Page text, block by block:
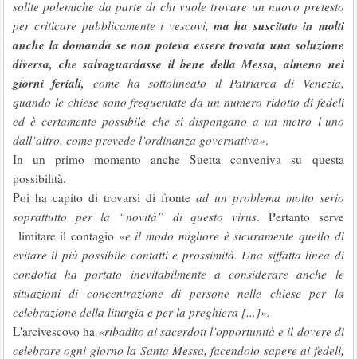
solite polemiche da parte di chi vuole trovare un nuovo pretesto
per criticare pubblicamente i vescovi, ma ha suscitato in molti
anche la domanda se non poteva essere trovata una soluzione
diversa, che salvaguardasse il bene della Messa, almeno nei
giorni feriali, come ha sottolineato il Patriarca di Venezia,
quando le chiese sono frequentate da un numero ridotto di fedeli
ed è certamente possibile che si dispongano a un metro l’uno
dall’altro, come prevede l’ordinanza governativa».
In un primo momento anche Suetta conveniva su questa
possibilità.
Poi ha capito di trovarsi di fronte ad un problema molto serio
soprattutto per la “novità” di questo virus. Pertanto serve
limitare il contagio «e il modo migliore è sicuramente quello di
evitare il più possibile contatti e prossimità. Una siffatta linea di
condotta ha portato inevitabilmente a considerare anche le
situazioni di concentrazione di persone nelle chiese per la
celebrazione della liturgia e per la preghiera [...]».
L'arcivescovo ha «ribadito ai sacerdoti l’opportunità e il dovere di
celebrare ogni giorno la Santa Messa, facendolo sapere ai fedeli,